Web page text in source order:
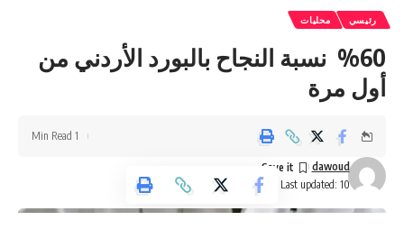
Be keep up! Get the latest breaking news delivered
straight to your inbox.
[mc4wp_form]
and acknowledge the data practices in
Facebook
رئيسي محليات
%60 نسبة النجاح بالبورد الأردني من
أول مرة
Last updated: 10 مايو، 2026 12:20 م
dawoud
1 Min Read